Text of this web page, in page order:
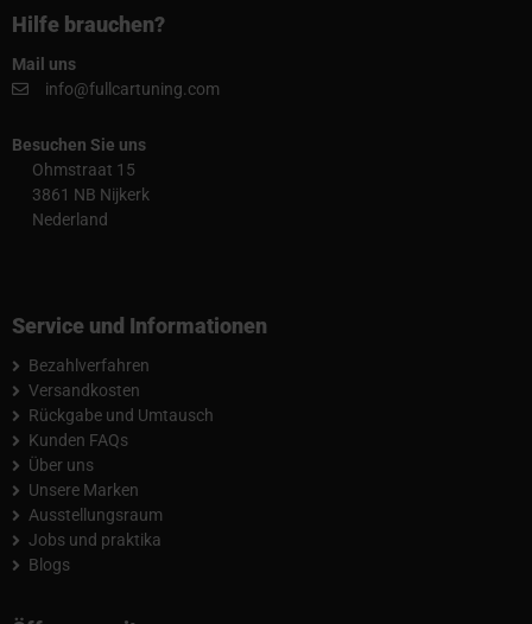
Hilfe brauchen?
Mail uns
info@fullcartuning.com
Besuchen Sie uns
Ohmstraat 15
3861 NB Nijkerk
Nederland
Service und Informationen
Bezahlverfahren
Versandkosten
Rückgabe und Umtausch
Kunden FAQs
Über uns
Unsere Marken
Ausstellungsraum
Jobs und praktika
Blogs